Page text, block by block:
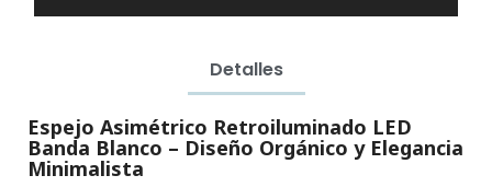
Detalles
Espejo Asimétrico Retroiluminado LED
Banda Blanco – Diseño Orgánico y Elegancia
Minimalista